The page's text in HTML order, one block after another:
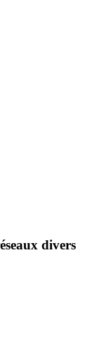
divers